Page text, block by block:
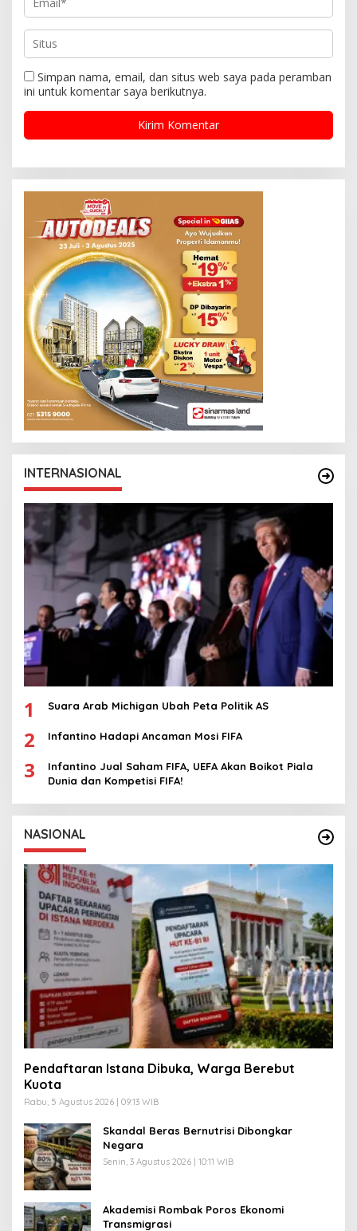
Simpan nama, email, dan situs web saya pada peramban
ini untuk komentar saya berikutnya.
INTERNASIONAL
1 Suara Arab Michigan Ubah Peta Politik AS
2 Infantino Hadapi Ancaman Mosi FIFA
3
Infantino Jual Saham FIFA, UEFA Akan Boikot Piala
Dunia dan Kompetisi FIFA!
NASIONAL
Pendaftaran Istana Dibuka, Warga Berebut
Kuota
Rabu, 5 Agustus 2026 | 09:13 WIB
Skandal Beras Bernutrisi Dibongkar
Negara
Senin, 3 Agustus 2026 | 10:11 WIB
Akademisi Rombak Poros Ekonomi
Transmigrasi